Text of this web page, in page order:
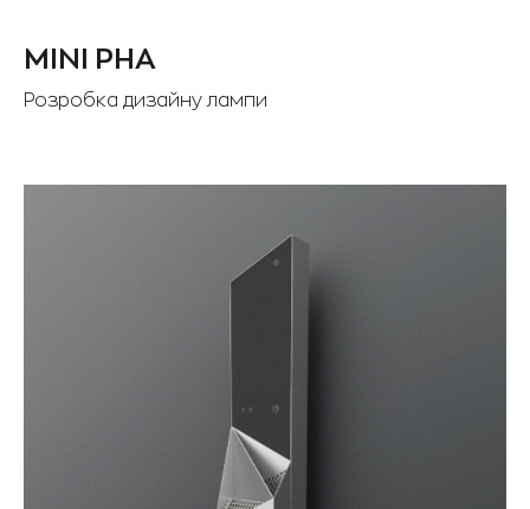
MINI PHA
Розробка дизайну лампи